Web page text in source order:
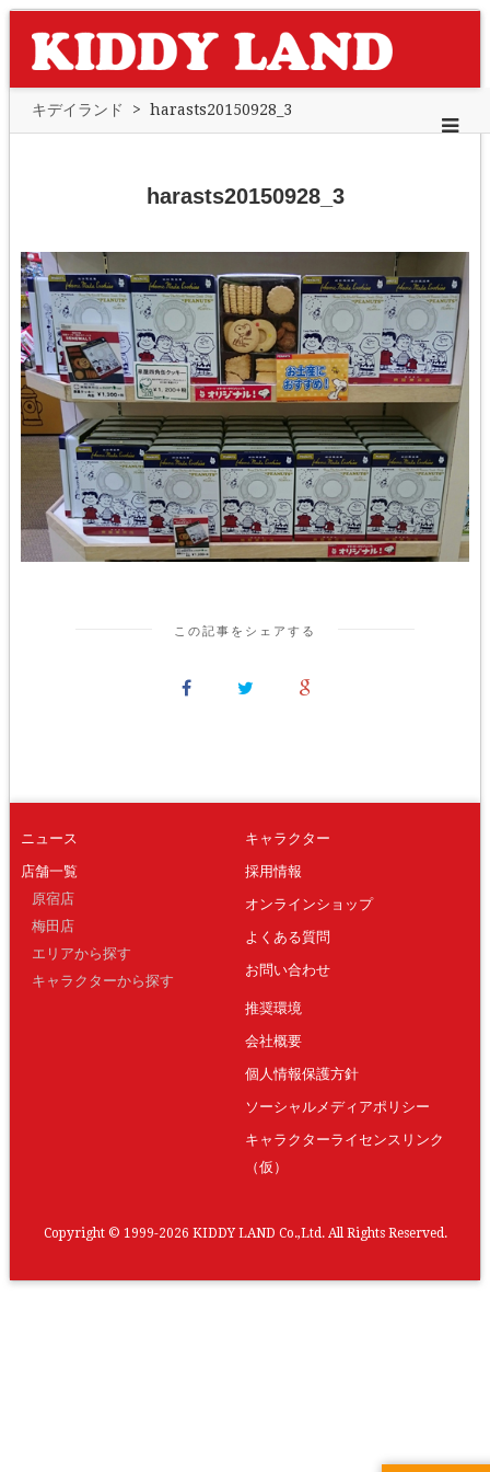
キデイランド > harasts20150928_3
harasts20150928_3
この記事をシェアする
ニュース
店舗一覧
原宿店
梅田店
エリアから探す
キャラクターから探す
キャラクター
採用情報
オンラインショップ
よくある質問
お問い合わせ
推奨環境
会社概要
個人情報保護方針
ソーシャルメディアポリシー
キャラクターライセンスリンク
（仮）
Copyright © 1999-2026 KIDDY LAND Co.,Ltd. All Rights Reserved.